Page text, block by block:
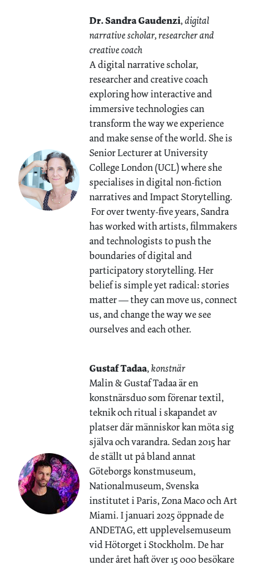
Dr. Sandra Gaudenzi,digital
narrative scholar, researcher and
creative coach
A digital narrative scholar,
researcher and creative coach
exploring how interactive and
immersive technologies can
transform the way we experience
and make sense of the world. She is
Senior Lecturer at University
College London (UCL) where she
specialises in digital non-fiction
narratives and Impact Storytelling.
For over twenty-five years, Sandra
has worked with artists, filmmakers
and technologists to push the
boundaries of digital and
participatory storytelling. Her
belief is simple yet radical: stories
matter — they can move us, connect
us, and change the way we see
ourselves and each other.
Gustaf Tadaa,konstnär
Malin & Gustaf Tadaa är en
konstnärsduo som förenar textil,
teknik och ritual i skapandet av
platser där människor kan möta sig
själva och varandra. Sedan 2015 har
de ställt ut på bland annat
Göteborgs konstmuseum,
Nationalmuseum, Svenska
institutet i Paris, Zona Maco och Art
Miami. I januari 2025 öppnade de
ANDETAG, ett upplevelsemuseum
vid Hötorget i Stockholm. De har
under året haft över 15 000 besökare